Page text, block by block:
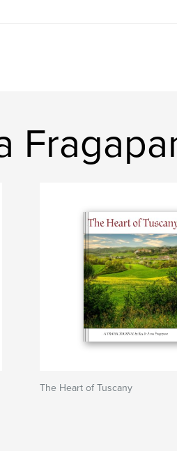
The Heart of Tuscany